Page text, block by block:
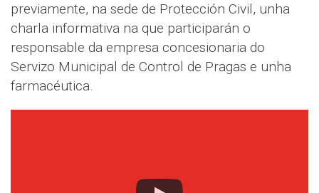
previamente, na sede de Protección Civil, unha
charla informativa na que participarán o
responsable da empresa concesionaria do
Servizo Municipal de Control de Pragas e unha
farmacéutica.